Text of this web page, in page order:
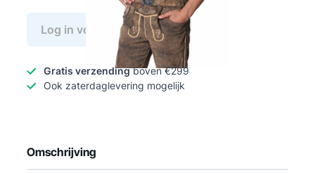
Log in voor prijs
Gratis verzendingboven €299
Ook zaterdaglevering mogelijk
Omschrijving